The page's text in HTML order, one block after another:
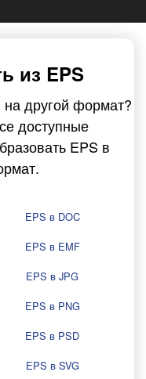
из EPS
другой формат?
доступные
EPS в
EPS в DOC
EPS в EMF
EPS в JPG
EPS в PNG
EPS в PSD
EPS в SVG